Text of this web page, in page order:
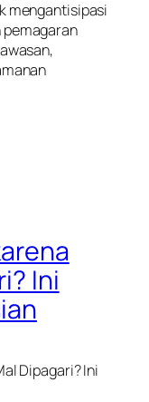
mengantisipasi
Ini
Dipagari? Ini